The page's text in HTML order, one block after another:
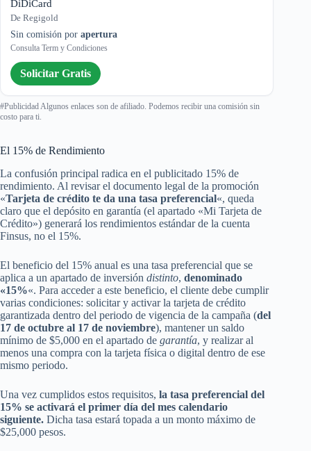
DiDiCard
De Regigold
Sin comisión por apertura
Consulta Term y Condiciones
Solicitar Gratis
#Publicidad Algunos enlaces son de afiliado. Podemos recibir una comisión sin
costo para ti.
El 15% de Rendimiento
La confusión principal radica en el publicitado 15% de
rendimiento. Al revisar el documento legal de la promoción
«Tarjeta de crédito te da una tasa preferencial«, queda
claro que el depósito en garantía (el apartado «Mi Tarjeta de
Crédito») generará los rendimientos estándar de la cuenta
Finsus, no el 15%.
El beneficio del 15% anual es una tasa preferencial que se
aplica a un apartado de inversión distinto, denominado
«15%«. Para acceder a este beneficio, el cliente debe cumplir
varias condiciones: solicitar y activar la tarjeta de crédito
garantizada dentro del periodo de vigencia de la campaña (del
17 de octubre al 17 de noviembre), mantener un saldo
mínimo de $5,000 en el apartado de garantía, y realizar al
menos una compra con la tarjeta física o digital dentro de ese
mismo periodo.
Una vez cumplidos estos requisitos, la tasa preferencial del
15% se activará el primer día del mes calendario
siguiente. Dicha tasa estará topada a un monto máximo de
$25,000 pesos.